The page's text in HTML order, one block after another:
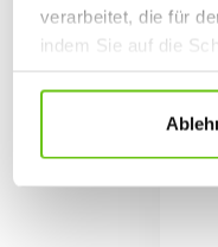
verarbeitet, die für
indem Sie auf die